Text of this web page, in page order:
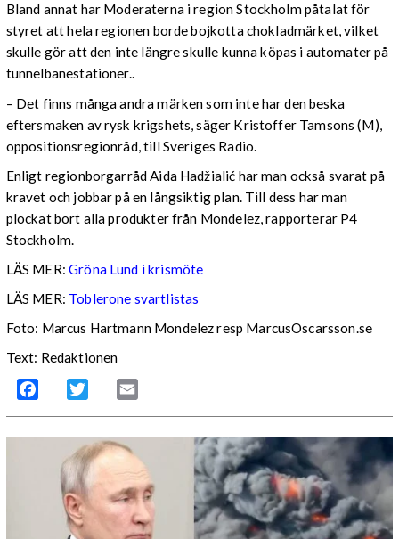
Bland annat har Moderaterna i region Stockholm påtalat för
styret att hela regionen borde bojkotta chokladmärket, vilket
skulle gör att den inte längre skulle kunna köpas i automater på
tunnelbanestationer..
– Det finns många andra märken som inte har den beska
eftersmaken av rysk krigshets, säger Kristoffer Tamsons (M),
oppositionsregionråd, till Sveriges Radio.
Enligt regionborgarråd Aida Hadžialić har man också svarat på
kravet och jobbar på en långsiktig plan. Till dess har man
plockat bort alla produkter från Mondelez, rapporterar P4
Stockholm.
LÄS MER:Gröna Lund i krismöte
LÄS MER: Toblerone svartlistas
Foto: Marcus Hartmann Mondelez resp MarcusOscarsson.se
Text: Redaktionen
Facebook Twitter